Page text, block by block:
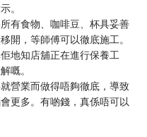
。
有食物、咖啡豆、杯具妥善
開，等師傅可以徹底施工。
地知店舖正在進行保養工
嘅。
營業而做得唔夠徹底，導致
更多。有啲錢，真係唔可以